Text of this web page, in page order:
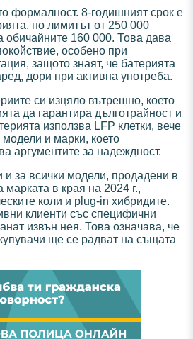
формалност. 8-годишният срок е
но лимитът от 250 000
обичайните 160 000. Това дава
особено при
защото знаят, че батерията
дори при активна употреба.
си изцяло вътрешно, което
да гарантира дълготрайност и
използва LFP клетки, вече
модели и марки, което
аргументите за надеждност.
и за всички модели, продадени в
марката в края на 2024 г.,
коли и plug-in хибридите.
клиенти със специфични
извън нея. Това означава, че
ще се радват на същата